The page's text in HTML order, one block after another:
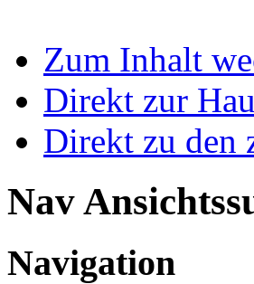
Zum Inhalt
Direkt zur
Direkt zu den
Nav
Navigation